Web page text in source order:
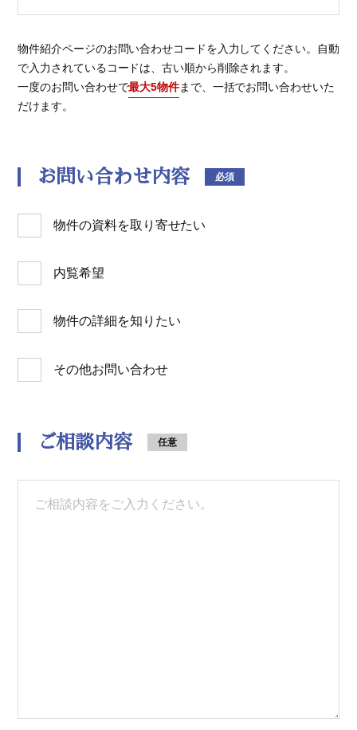
物件紹介ページのお問い合わせコードを入力してください。自動
で入力されているコードは、古い順から削除されます。
一度のお問い合わせで最大5物件まで、一括でお問い合わせいた
だけます。
お問い合わせ内容 必須
物件の資料を取り寄せたい
内覧希望
物件の詳細を知りたい
その他お問い合わせ
ご相談内容 任意